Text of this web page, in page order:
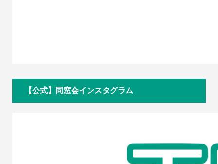
【公式】同窓会インスタグラム